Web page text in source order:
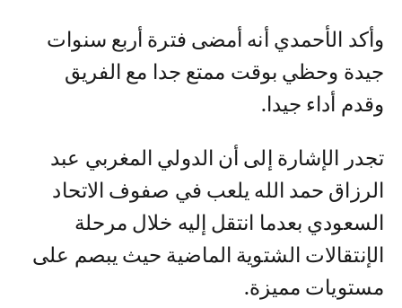
وأكد الأحمدي أنه أمضى فترة أربع سنوات
جيدة وحظي بوقت ممتع جدا مع الفريق
وقدم أداء جيدا.
تجدر الإشارة إلى أن الدولي المغربي عبد
الرزاق حمد الله يلعب في صفوف الاتحاد
السعودي بعدما انتقل إليه خلال مرحلة
الإنتقالات الشتوية الماضية حيث يبصم على
مستويات مميزة.